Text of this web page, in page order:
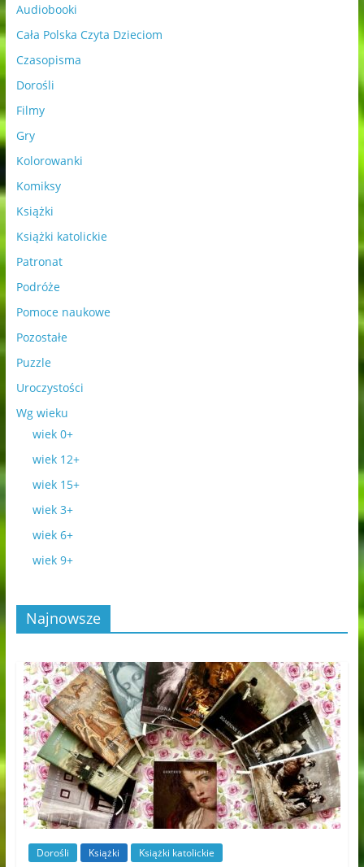
Audiobooki
Cała Polska Czyta Dzieciom
Czasopisma
Dorośli
Filmy
Gry
Kolorowanki
Komiksy
Książki
Książki katolickie
Patronat
Podróże
Pomoce naukowe
Pozostałe
Puzzle
Uroczystości
Wg wieku
wiek 0+
wiek 12+
wiek 15+
wiek 3+
wiek 6+
wiek 9+
Najnowsze
Dorośli Książki Książki katolickie